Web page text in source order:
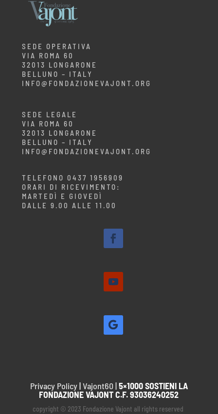
SEDE OPERATIVA
VIA ROMA 60
32013 LONGARONE
BELLUNO – ITALY
INFO@FONDAZIONEVAJONT.ORG
SEDE LEGALE
VIA ROMA 60
32013 LONGARONE
BELLUNO – ITALY
INFO@FONDAZIONEVAJONT.ORG
TELEFONO 0437 1956909
ORARI DI RICEVIMENTO:
MARTEDÌ E GIOVEDÌ
DALLE 9.00 ALLE 11.00
Privacy Policy|Vajont60 |5×1000 SOSTIENI LA
FONDAZIONE VAJONT C.F. 93036240252
copyright © 2023 Fondazione Vajont all rights reserved